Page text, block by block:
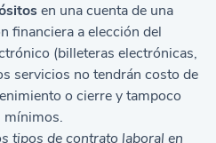
en una cuenta de una
financiera a elección del
(billeteras electrónicas,
servicios no tendrán costo de
o cierre y tampoco
mínimos.
tipos de contrato laboral en